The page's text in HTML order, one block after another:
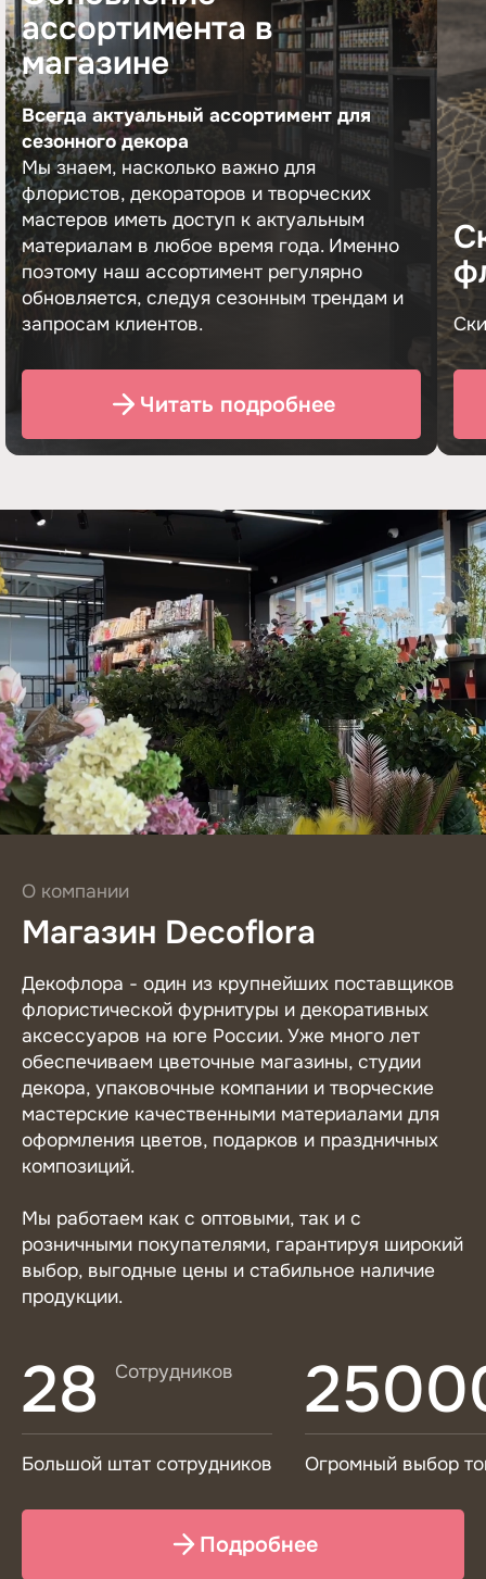
ассортимента в
магазине
Всегда актуальный ассортимент для
сезонного декора
Мы знаем, насколько важно для
флористов, декораторов и творческих
мастеров иметь доступ к актуальным
материалам в любое время года. Именно
поэтому наш ассортимент регулярно
обновляется, следуя сезонным трендам и
запросам клиентов.
Читать подробнее
О компании
Магазин Decoflora
Декофлора - один из крупнейших поставщиков
флористической фурнитуры и декоративных
аксессуаров на юге России. Уже много лет
обеспечиваем цветочные магазины, студии
декора, упаковочные компании и творческие
мастерские качественными материалами для
оформления цветов, подарков и праздничных
композиций.
Мы работаем как с оптовыми, так и с
розничными покупателями, гарантируя широкий
выбор, выгодные цены и стабильное наличие
продукции.
Подробнее
28 Сотрудников
Большой штат сотрудников Огромный выбор